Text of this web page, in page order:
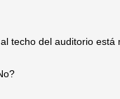
techo del auditorio está